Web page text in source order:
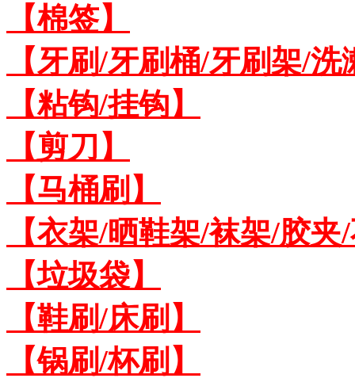
【棉签】
【牙刷/牙刷桶/牙刷架/洗
【粘钩/挂钩】
【剪刀】
【马桶刷】
【衣架/晒鞋架/袜架/胶
【垃圾袋】
【鞋刷/床刷】
【锅刷/杯刷】